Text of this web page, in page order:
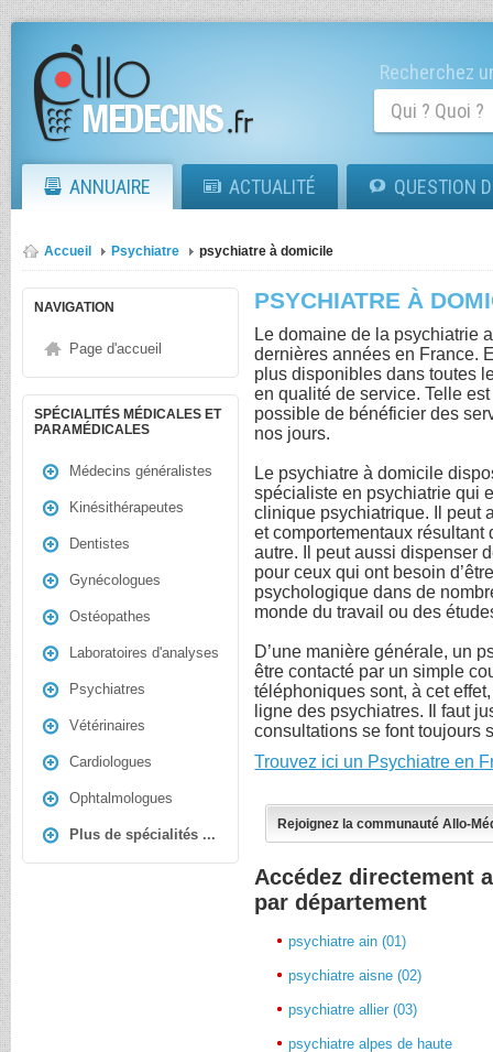
Recherchez
ANNUAIRE ACTUALITÉ QUESTION
Accueil Psychiatre psychiatre à domicile
NAVIGATION
Page d'accueil
SPÉCIALITÉS MÉDICALES ET
PARAMÉDICALES
Médecins généralistes
Kinésithérapeutes
Dentistes
Gynécologues
Ostéopathes
Laboratoires d'analyses
Psychiatres
Vétérinaires
Cardiologues
Ophtalmologues
Plus de spécialités ...
PSYCHIATRE À
Le domaine de la psychiatrie
dernières années en France.
plus disponibles dans toutes
en qualité de service. Telle
possible de bénéficier des
nos jours.
Le psychiatre à domicile
spécialiste en psychiatrie qui
clinique psychiatrique. Il peut
et comportementaux résultant
autre. Il peut aussi dispenser
pour ceux qui ont besoin
psychologique dans de
monde du travail ou des
D’une manière générale, un
être contacté par un simple
téléphoniques sont, à cet
ligne des psychiatres. Il faut
consultations se font toujours
Trouvez ici un Psychiatre en
Rejoignez la communauté Allo-
Accédez directement
par département
psychiatre ain (01)
psychiatre aisne (02)
psychiatre allier (03)
psychiatre alpes de haute